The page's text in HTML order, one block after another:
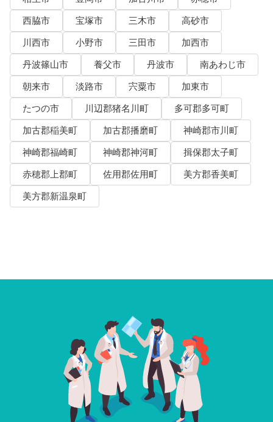
西脇市
宝塚市 三木市
高砂市
川西市
小野市 三田市
加西市
丹波篠山市
養父市 丹波市
南あわじ市
朝来市
淡路市 宍粟市
加東市
たつの市
川辺郡猪名川町
多可郡多可町
加古郡稲美町
加古郡播磨町
神崎郡市川町
神崎郡福崎町
神崎郡神河町
揖保郡太子町
赤穂郡上郡町
佐用郡佐用町
美方郡香美町
美方郡新温泉町